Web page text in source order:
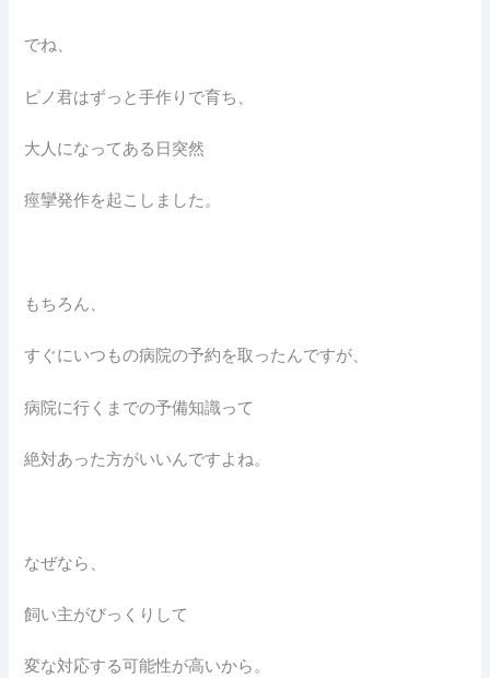
でね、
ピノ君はずっと手作りで育ち、
大人になってある日突然
痙攣発作を起こしました。
もちろん、
すぐにいつもの病院の予約を取ったんですが、
病院に行くまでの予備知識って
絶対あった方がいいんですよね。
なぜなら、
飼い主がびっくりして
変な対応する可能性が高いから。